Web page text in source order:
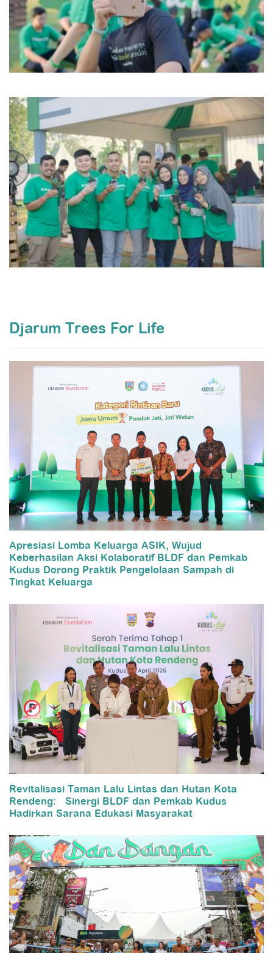
Djarum Trees For Life
Apresiasi Lomba Keluarga ASIK, Wujud
Keberhasilan Aksi Kolaboratif BLDF dan Pemkab
Kudus Dorong Praktik Pengelolaan Sampah di
Tingkat Keluarga
Revitalisasi Taman Lalu Lintas dan Hutan Kota
Rendeng: Sinergi BLDF dan Pemkab Kudus
Hadirkan Sarana Edukasi Masyarakat